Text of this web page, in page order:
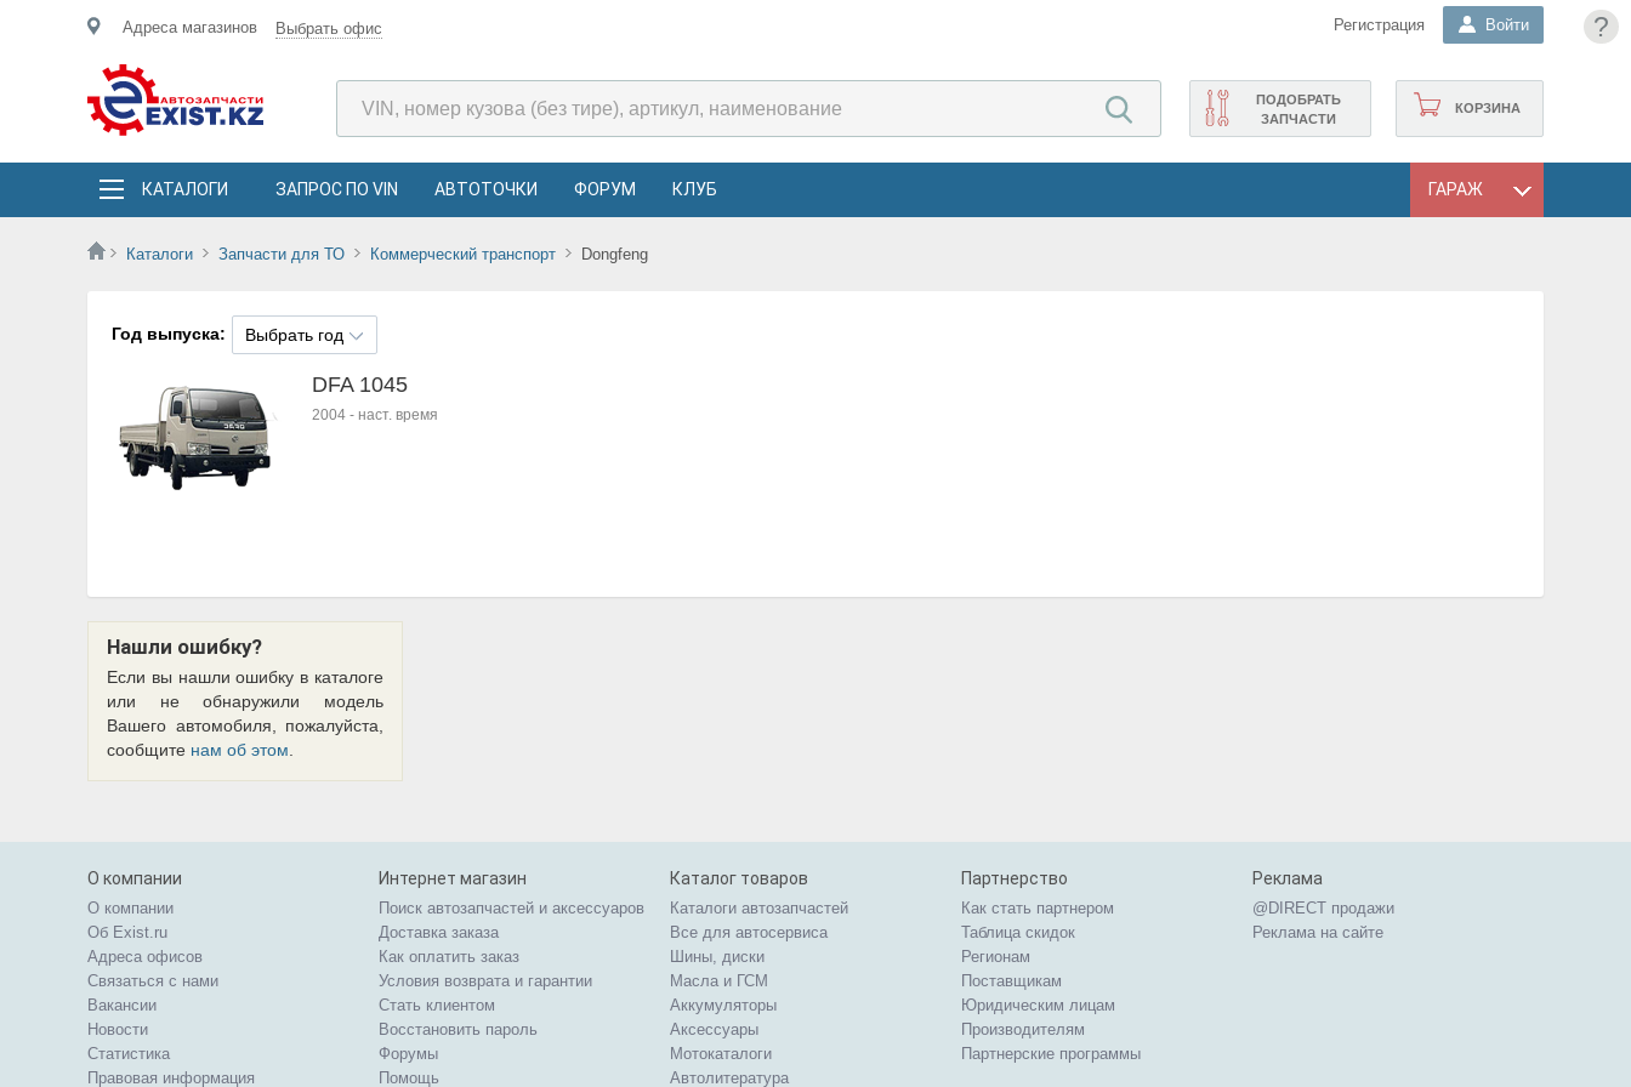
?
Адреса магазинов Выбрать офис Регистрация Войти
КОРЗИНА
ПОДОБРАТЬ
ЗАПЧАСТИ
КАТАЛОГИ ЗАПРОС ПО VIN АВТОТОЧКИ ФОРУМ КЛУБ ГАРАЖ
Каталоги Запчасти для ТО Коммерческий транспорт Dongfeng
Год выпуска: Выбрать год
DFA 1045
2004 - наст. время
Нашли ошибку?
Если вы нашли ошибку в каталоге
или не обнаружили модель
Вашего автомобиля, пожалуйста,
сообщите нам об этом
О компании
О компании
Об Exist.ru
Адреса офисов
Связаться с нами
Вакансии
Новости
Статистика
Правовая информация
Интернет магазин
Поиск автозапчастей и аксессуаров
Доставка заказа
Как оплатить заказ
Условия возврата и гарантии
Стать клиентом
Восстановить пароль
Форумы
Помощь
Каталог товаров
Каталоги автозапчастей
Все для автосервиса
Шины, диски
Масла и ГСМ
Аккумуляторы
Аксессуары
Мотокаталоги
Автолитература
Партнерство
Как стать партнером
Таблица скидок
Регионам
Поставщикам
Юридическим лицам
Производителям
Партнерские программы
Реклама
@DIRECT продажи
Реклама на сайте